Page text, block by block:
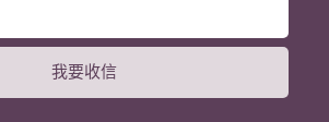
我要收信